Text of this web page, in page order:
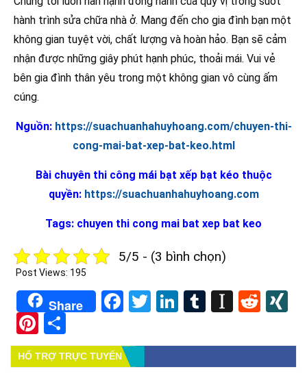
hành trình sửa chữa nhà ở. Mang đến cho gia đình bạn một
không gian tuyệt vời, chất lượng và hoàn hảo. Bạn sẽ cảm
nhận được những giây phút hạnh phúc, thoải mái. Vui vẻ
bên gia đình thân yêu trong một không gian vô cùng ấm
cúng.
Nguồn: https://suachuanhahuyhoang.com/chuyen-thi-
cong-mai-bat-xep-bat-keo.html
Bài chuyên thi công mái bạt xếp bạt kéo thuộc
quyền: https://suachuanhahuyhoang.com
Tags: chuyen thi cong mai bat xep bat keo
5/5 - (3 bình chọn)
Post Views: 195
Share Facebook
TwitterLinkedIn
Tumblr
Pinterest
HỔ TRỢ TRỰC TUYẾN